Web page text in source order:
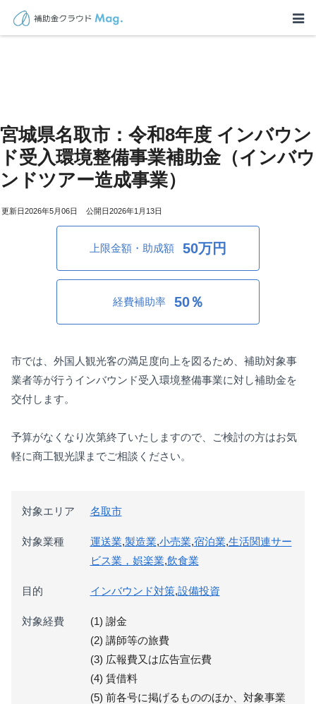
宮城県名取市：令和8年度 インバウン
ド受入環境整備事業補助金（インバウ
ンドツアー造成事業）
2026年5月06日 2026年1月13日
上限金額・助成額 50万円
経費補助率 50％
市では、外国人観光客の満足度向上を図るため、補助対象事
業者等が行うインバウンド受入環境整備事業に対し補助金を
交付します。
予算がなくなり次第終了いたしますので、ご検討の方はお気
軽に商工観光課までご相談ください。
対象エリア 名取市
対象業種 運送業,製造業,小売業,宿泊業,生活関連サー
ビス業，娯楽業,飲食業
目的 インバウンド対策,設備投資
対象経費
(1) 謝金
(2) 講師等の旅費
(3) 広報費又は広告宣伝費
(4) 賃借料
(5) 前各号に掲げるもののほか、対象事業